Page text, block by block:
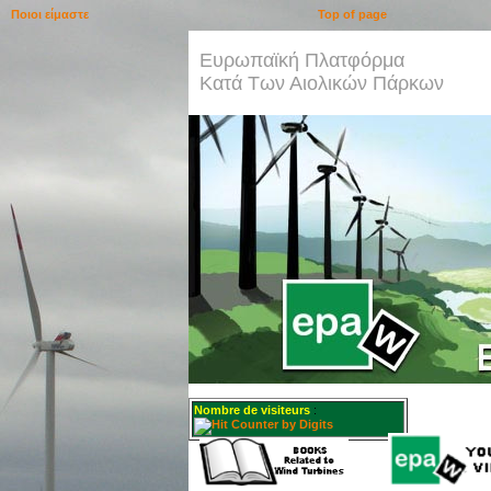
Ευρωπαϊκή Πλατφόρμα
Κατά Των Αιολικών Πάρκων
Nombre de visiteurs :
Top of page
Ποιοι είμαστε